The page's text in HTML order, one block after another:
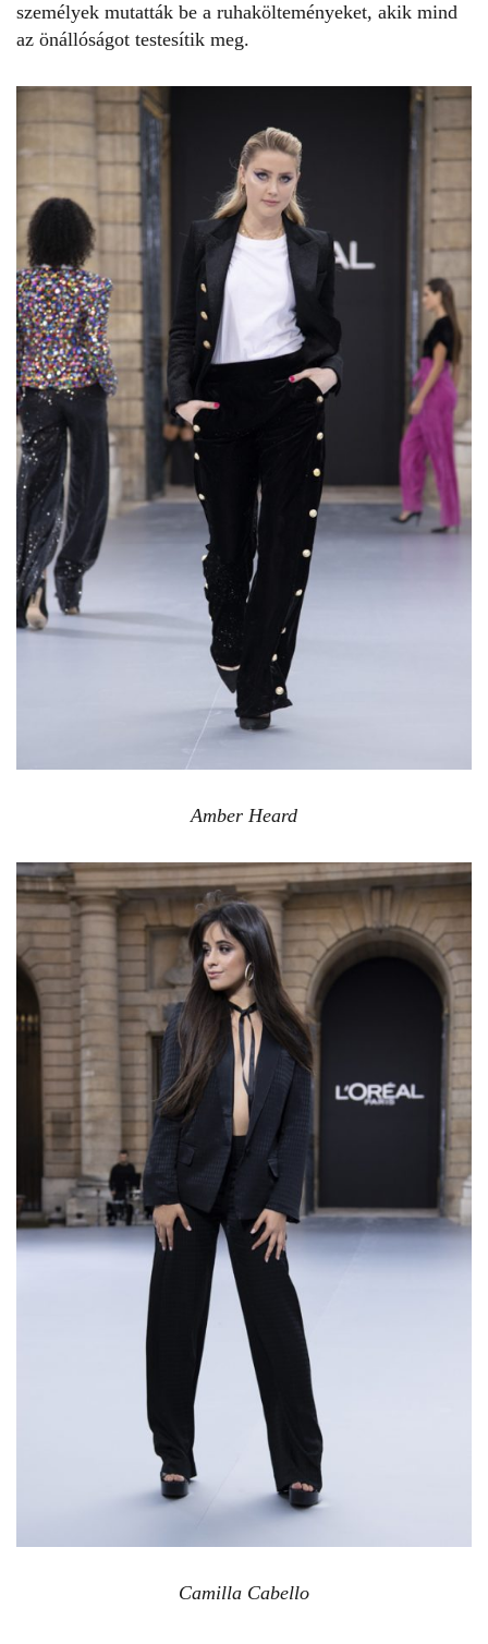
személyek mutatták be a ruhakölteményeket, akik mind
az önállóságot testesítik meg.
Amber Heard
Camilla Cabello